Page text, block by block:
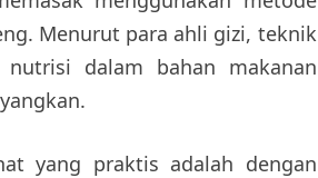
Menurut para ahli gizi, teknik
dalam bahan makanan
yang praktis adalah dengan